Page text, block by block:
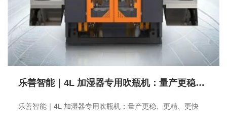
乐善智能｜4L 加湿器专用吹瓶机：量产更稳、更精、更快
乐善智能｜4L 加湿器专用吹瓶机：量产更稳、更精、更快